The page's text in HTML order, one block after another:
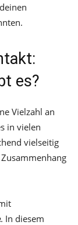
es?
Vielzahl an
in vielen
vielseitig
. In diesem